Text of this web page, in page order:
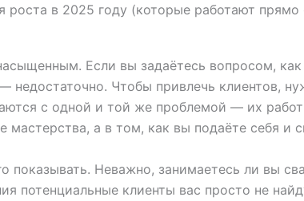
роста в 2025 году (которые работают прямо
Если вы задаётесь вопросом,
недостаточно. Чтобы привлечь клиентов,
с одной и той же проблемой — их
а в том, как вы подаёте себя и
показывать. Неважно, занимаетесь ли вы
потенциальные клиенты вас просто не